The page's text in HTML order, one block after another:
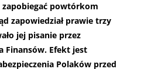
zapobiegać powtórkom
zapowiedział prawie trzy
jej pisanie przez
Finansów. Efekt jest
Polaków przed